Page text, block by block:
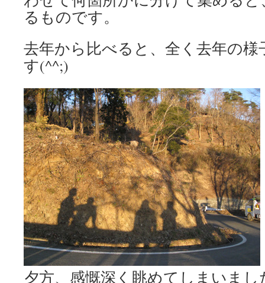
るものです。
去年から比べると、全く去年の
す(^^;)
夕方、感慨深く眺めてしまいま